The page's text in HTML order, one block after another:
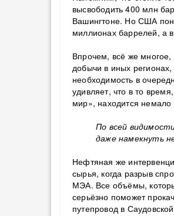
высвободить 400 млн
Вашингтоне. Но США
миллионах баррелей, а
Впрочем, всё же многое,
добычи в иных
необходимость в
удивляет, что в то
мир», находится
По всей
даже намекнуть
Нефтяная же
сырья, когда разрыв
МЭА. Все объёмы,
серьёзно поможет
путепровод в